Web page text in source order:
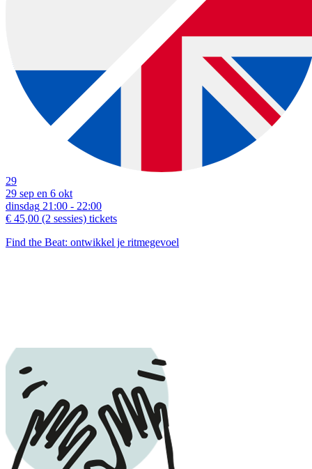
29
29 sep en 6 okt
dinsdag 21:00 - 22:00
€ 45,00 (2 sessies) tickets
Find the Beat: ontwikkel je ritmegevoel